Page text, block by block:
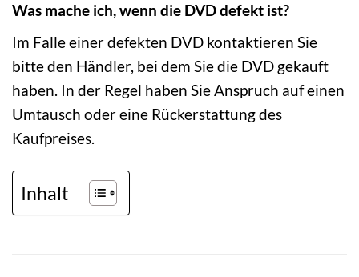
Was mache ich, wenn die DVD defekt ist?
Im Falle einer defekten DVD kontaktieren Sie
bitte den Händler, bei dem Sie die DVD gekauft
haben. In der Regel haben Sie Anspruch auf einen
Umtausch oder eine Rückerstattung des
Kaufpreises.
Inhalt